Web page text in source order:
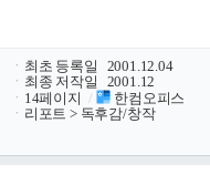
ㆍ 최초 등록일
2001.12.04
ㆍ 최종 저작일
2001.12
ㆍ 14페이지 /
한컴오피스
ㆍ 리포트 > 독후감/창작